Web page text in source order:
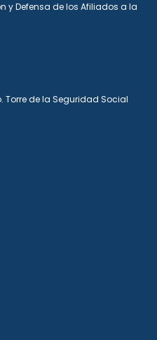
y Defensa de los Afiliados a la
Torre de la Seguridad Social